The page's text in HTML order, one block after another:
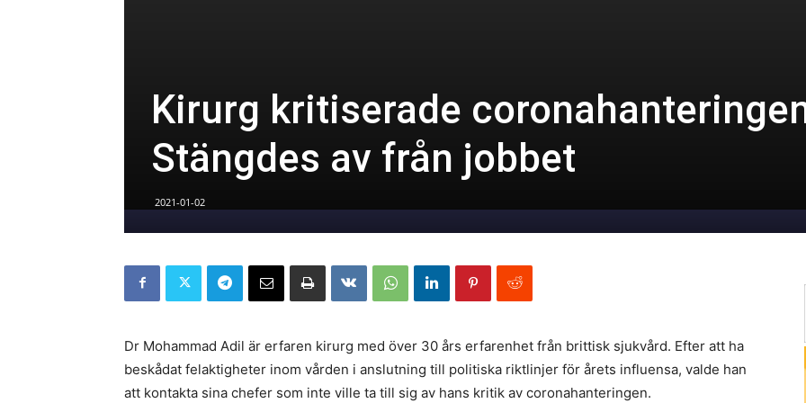
Kirurg kritiserade
Stängdes av från jobbet
2021-01-02
Dr Mohammad Adil är erfaren kirurg med över 30 års erfarenhet från brittisk sjukvård. Efter att ha
beskådat felaktigheter inom vården i anslutning till politiska riktlinjer för årets influensa, valde han
att kontakta sina chefer som inte ville ta till sig av hans kritik av coronahanteringen.